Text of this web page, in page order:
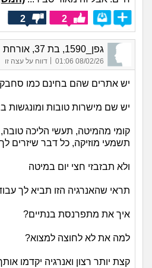
2
2
גפן_1590, בת 37, אורחת
08/02/26 01:06 דווח על עצה זו
יש אתרים שהם בחינם כמו סחבק
יש שם מישרות טובות ומונגשות
קומי מהמיטה, תעשי הליכה
תשמעי מוזיקה, כל דבר שיזרים
ולא תבזבזי חצי יום במיטה
תראי שהאנרגיה הזו תביא לך
איך את מתפרנסת בנתיים?
למה את לא לחוצה למצוא?
קצת יותר רצון ואנרגיה יקדמו